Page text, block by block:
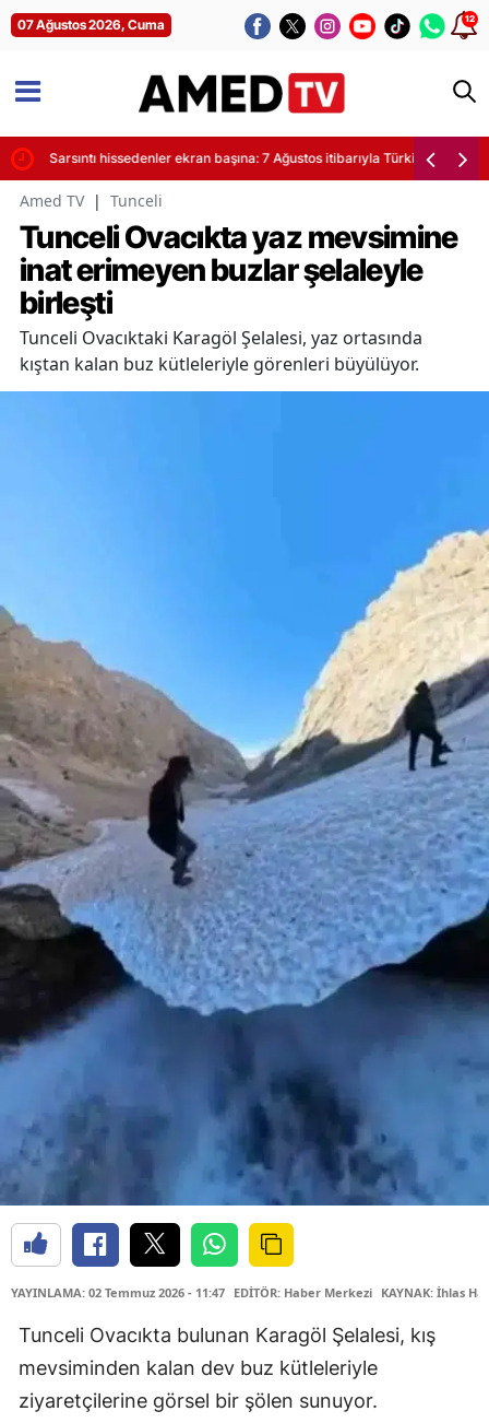
07 Ağustos 2026, Cuma 12
Sarsıntı hissedenler ekran başına: 7 Ağustos itibarıyla Türkiye'de son
Amed TV | Tunceli
Tunceli Ovacıkta yaz mevsimine
inat erimeyen buzlar şelaleyle
birleşti
Tunceli Ovacıktaki Karagöl Şelalesi, yaz ortasında
kıştan kalan buz kütleleriyle görenleri büyülüyor.
YAYINLAMA: 02 Temmuz 2026 - 11:47 EDİTÖR: Haber Merkezi KAYNAK: İhlas
Tunceli Ovacıkta bulunan Karagöl Şelalesi, kış
mevsiminden kalan dev buz kütleleriyle
ziyaretçilerine görsel bir şölen sunuyor.